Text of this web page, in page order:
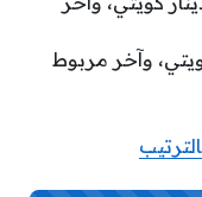
دينار كويتي، وآخر مربوط